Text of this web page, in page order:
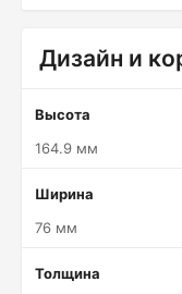
Дизайн и
Высота
164.9 мм
Ширина
76 мм
Толщина